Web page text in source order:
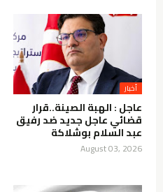
أخبار
عاجل : الهبة الصينة..قرار
قضائي عاجل جديد ضد رفيق
عبد السلام بوشلاكة
August 03, 2026